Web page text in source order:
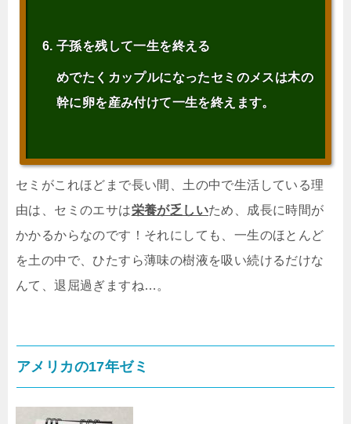
子孫を残して一生を終える
めでたくカップルになったセミのメスは木の
幹に卵を産み付けて一生を終えます。
セミがこれほどまで長い間、土の中で生活している理
由は、セミのエサは栄養が乏しいため、成長に時間が
かかるからなのです！それにしても、一生のほとんど
を土の中で、ひたすら薄味の樹液を吸い続けるだけな
んて、退屈過ぎますね…。
アメリカの17年ゼミ